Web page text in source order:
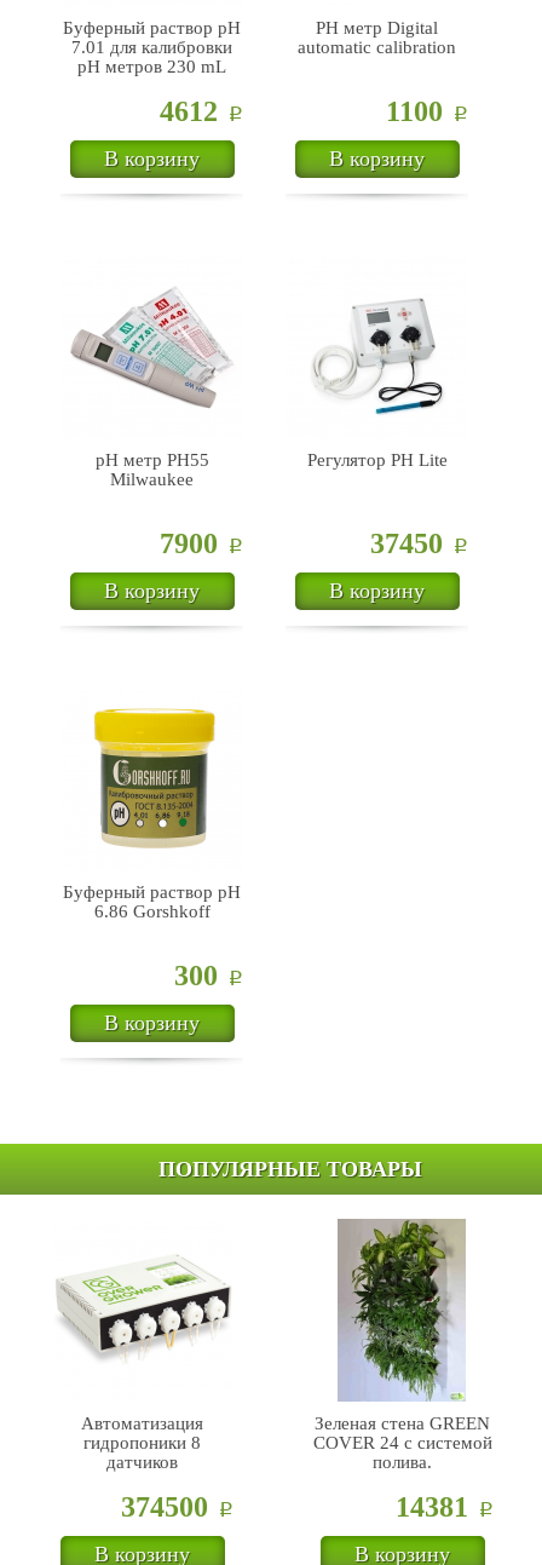
Буферный раствор pH
7.01 для калибровки
pH метров 230 mL
4612 Р
В корзину
PH метр Digital
automatic calibration
1100 Р
В корзину
pH метр PH55
Milwaukee
7900 Р
В корзину
Регулятор PH Lite
37450 Р
В корзину
Буферный раствор pH
6.86 Gorshkoff
300 Р
В корзину
ПОПУЛЯРНЫЕ ТОВАРЫ
Автоматизация
гидропоники 8
датчиков
374500 Р
В корзину
Зеленая стена GREEN
COVER 24 с системой
полива.
14381 Р
В корзину